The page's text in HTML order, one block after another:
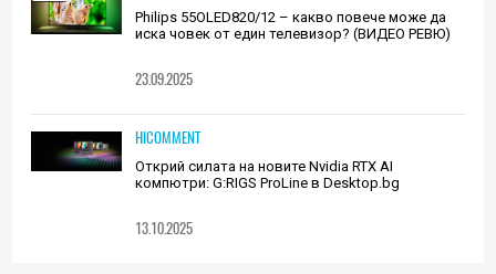
Philips 55OLED820/12 – какво повече може да
иска човек от един телевизор? (ВИДЕО РЕВЮ)
23.09.2025
HICOMMENT
Открий силата на новите Nvidia RTX AI
компютри: G:RIGS ProLine в Desktop.bg
13.10.2025